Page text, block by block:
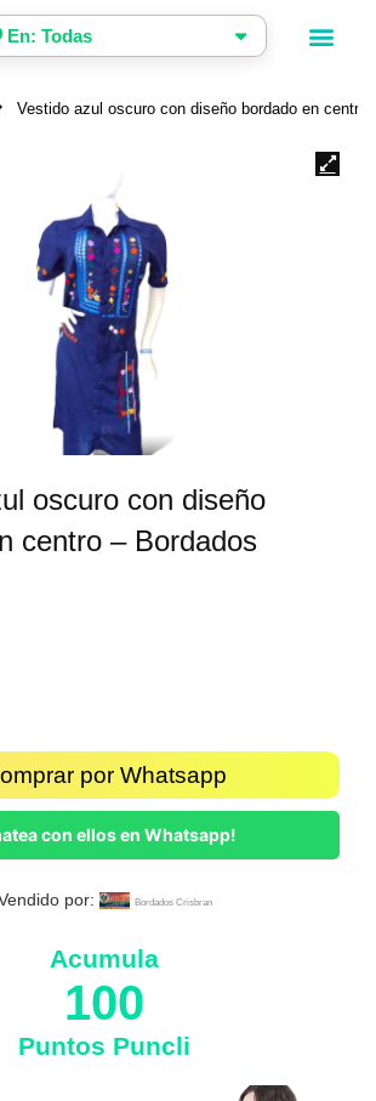
En: Todas
Vestido azul oscuro con diseño bordado en centro
oscuro con diseño
centro – Bordados
por Whatsapp
con ellos en Whatsapp!
por: Bordados Crisbran
Acumula
100
Puntos Puncli